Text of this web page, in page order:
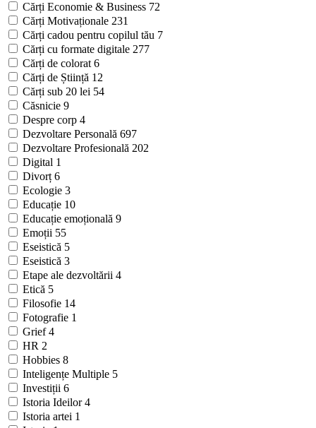
Cărți Economie & Business 72
Cărți Motivaționale 231
Cărți cadou pentru copilul tău 7
Cărți cu formate digitale 277
Cărți de colorat 6
Cărți de Știință 12
Cărți sub 20 lei 54
Căsnicie 9
Despre corp 4
Dezvoltare Personală 697
Dezvoltare Profesională 202
Digital 1
Divorț 6
Ecologie 3
Educație 10
Educație emoțională 9
Emoții 55
Eseistică 5
Eseistică 3
Etape ale dezvoltării 4
Etică 5
Filosofie 14
Fotografie 1
Grief4
HR 2
Hobbies 8
Inteligențe Multiple 5
Investiții 6
Istoria Ideilor4
Istoria artei 1